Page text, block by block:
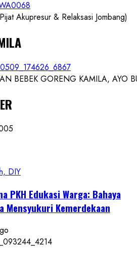
Akupresur & Relaksasi Jombang)
BEBEK GORENG KAMILA, AYO
DIY
PKH Edukasi Warga: Bahaya
Mensyukuri Kemerdekaan